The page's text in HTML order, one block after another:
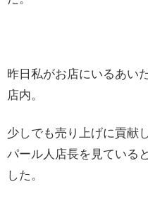
昨日私がお店にいるあい
店内。
少しでも売り上げに貢献
パール人店長を見ている
した。